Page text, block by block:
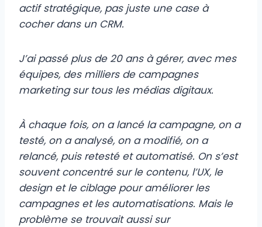
actif stratégique, pas juste une case à
cocher dans un CRM.
J’ai passé plus de 20 ans à gérer, avec mes
équipes, des milliers de campagnes
marketing sur tous les médias digitaux.
À chaque fois, on a lancé la campagne, on a
testé, on a analysé, on a modifié, on a
relancé, puis retesté et automatisé. On s’est
souvent concentré sur le contenu, l’UX, le
design et le ciblage pour améliorer les
campagnes et les automatisations. Mais le
problème se trouvait aussi sur